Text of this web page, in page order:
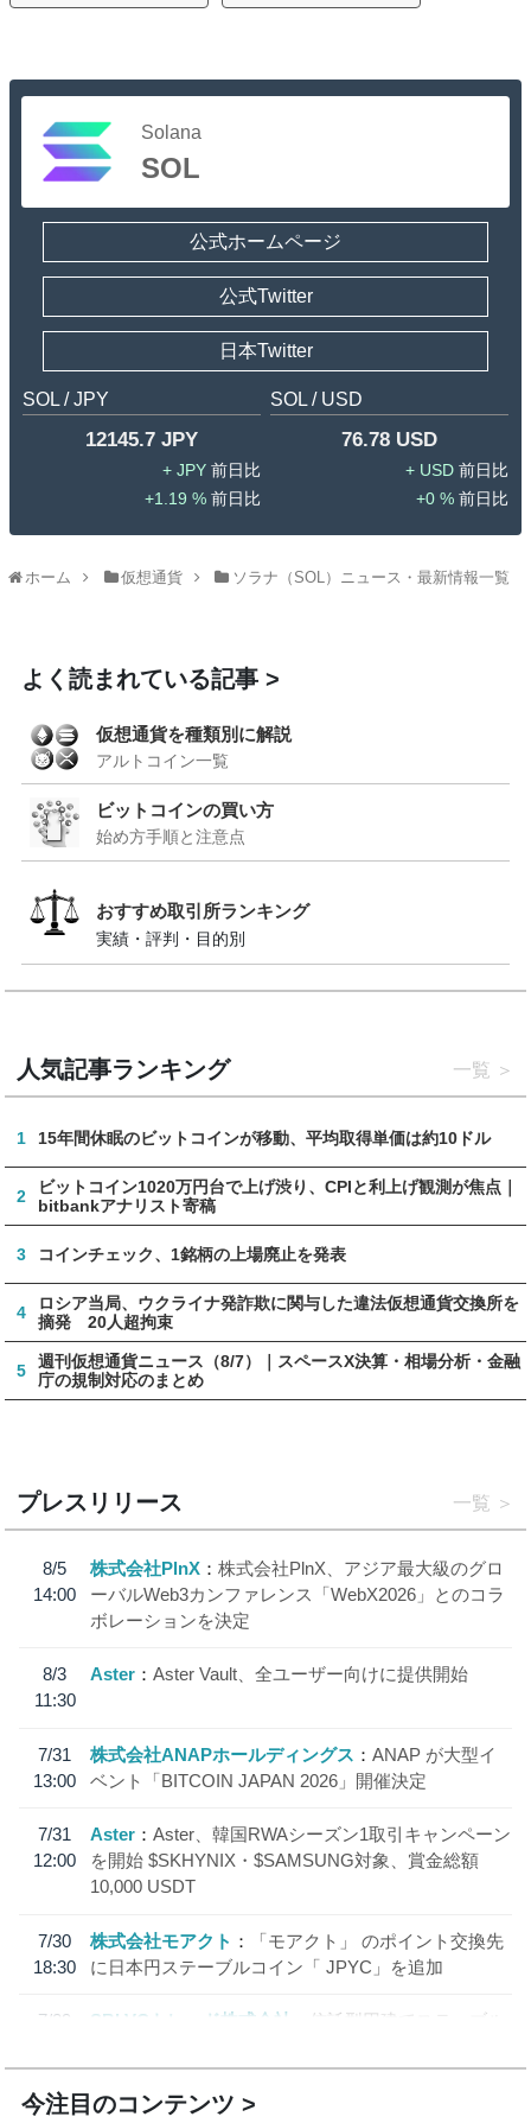
Solana
SOL
公式ホームページ
公式Twitter
日本Twitter
SOL / JPY
12145.7 JPY
JPY
1.19 %
SOL / USD
76.78 USD
USD
0 %
ホーム 仮想通貨 ソラナ（SOL）ニュース・最新情報一覧
よく読まれている記事
仮想通貨を種類別に解説
アルトコイン一覧
ビットコインの買い方
始め方手順と注意点
おすすめ取引所ランキング
実績・評判・目的別
人気記事ランキング 一覧
1 15年間休眠のビットコインが移動、平均取得単価は約10ドル
2
ビットコイン1020万円台で上げ渋り、CPIと利上げ観測が焦点｜
bitbankアナリスト寄稿
3 コインチェック、1銘柄の上場廃止を発表
4
ロシア当局、ウクライナ発詐欺に関与した違法仮想通貨交換所を
摘発 20人超拘束
5
週刊仮想通貨ニュース（8/7）｜スペースX決算・相場分析・金融
庁の規制対応のまとめ
プレスリリース 一覧
8/5
14:00
株式会社PlnX
株式会社PlnX、アジア最大級のグロ
ーバルWeb3カンファレンス「WebX2026」とのコラ
ボレーションを決定
8/3
11:30
Aster Aster Vault、全ユーザー向けに提供開始
7/31
13:00
株式会社ANAPホールディングス
ANAP が大型イ
ベント「BITCOIN JAPAN 2026」開催決定
7/31
12:00
Aster
Aster、韓国RWAシーズン1取引キャンペーン
を開始 $SKHYNIX・$SAMSUNG対象、賞金総額
10,000 USDT
7/30
18:30
株式会社モアクト
「モアクト」 のポイント交換先
に日本円ステーブルコイン「 JPYC」を追加
7/29
SBI VCトレード株式会社
信託型円建てステーブル
今注目のコンテンツ